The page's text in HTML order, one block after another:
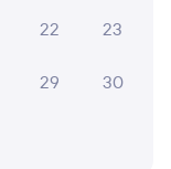
в кассу
22 23
29 30